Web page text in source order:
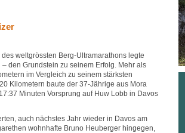
weltgrössten Berg-Ultramarathons legte
den Grundstein zu seinem Erfolg. Mehr als
im Vergleich zu seinem stärksten
Kilometern baute der 37-Jährige aus Mora
Minuten Vorsprung auf Huw Lobb in Davos
auch nächstes Jahr wieder in Davos am
wohnhafte Bruno Heuberger hingegen,